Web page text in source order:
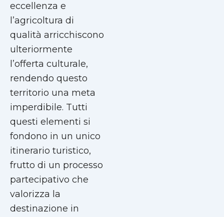
eccellenza e
l’agricoltura di
qualità arricchiscono
ulteriormente
l’offerta culturale,
rendendo questo
territorio una meta
imperdibile. Tutti
questi elementi si
fondono in un unico
itinerario turistico,
frutto di un processo
partecipativo che
valorizza la
destinazione in